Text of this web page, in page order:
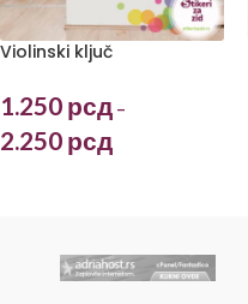
Violinski ključ
1.250 рсд –
2.250 рсд